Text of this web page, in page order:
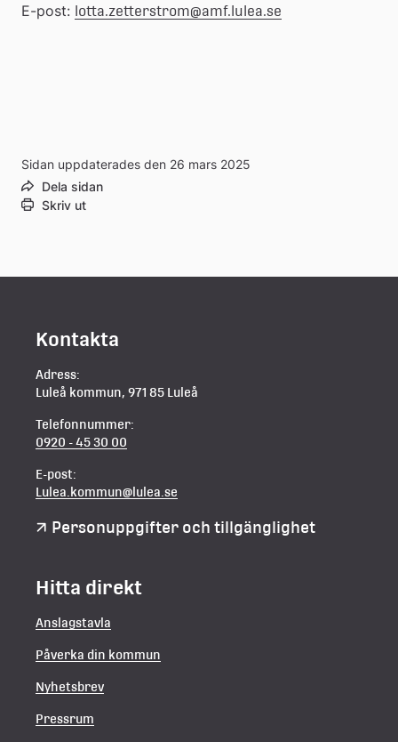
E-post: lotta.zetterstrom@amf.lulea.se
Sidan uppdaterades den 26 mars 2025
Dela sidan
Skriv ut
Kontakta
Adress:
Luleå kommun, 971 85 Luleå
Telefonnummer:
0920 - 45 30 00
E-post:
Lulea.kommun@lulea.se
Personuppgifter och tillgänglighet
Hitta direkt
Anslagstavla
Påverka din kommun
Nyhetsbrev
Pressrum